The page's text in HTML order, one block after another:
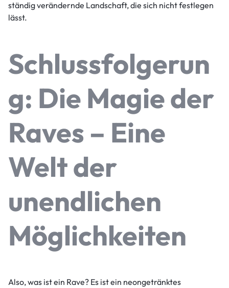
ständig verändernde Landschaft, die sich nicht festlegen
lässt.
Schlussfolgerun
g: Die Magie der
Raves – Eine
Welt der
unendlichen
Möglichkeiten
Also, was ist ein Rave? Es ist ein neongetränktes